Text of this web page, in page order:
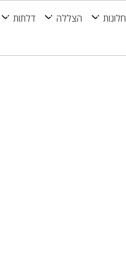
חלונות הצללה דלתות